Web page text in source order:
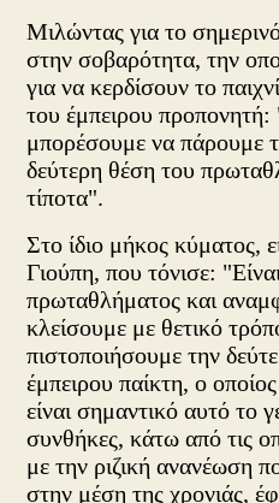
Μιλώντας για το
στην σοβαρότητα, την
για να κερδίσουν το
του έμπειρου προπονητή:
μπορέσουμε να πάρουμε
δεύτερη θέση του
τίποτα".
Στο ίδιο μήκος κύματος,
Γιούπη, που τόνισε:
πρωταθλήματος και
κλείσουμε με θετικό
πιστοποιήσουμε την
έμπειρου παίκτη, ο
είναι σημαντικό αυτό το
συνθήκες, κάτω από τις
με την ριζική ανανέωση
στην μέση της χρονιάς,